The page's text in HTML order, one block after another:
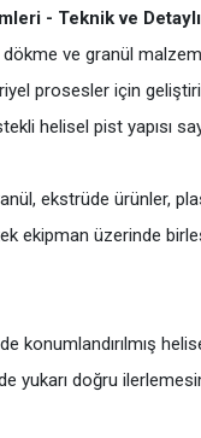
- Teknik ve Detaylı
ve granül
prosesler için
helisel pist yapısı
ekstrüde ürünler,
ekipman üzerinde
konumlandırılmış
yukarı doğru